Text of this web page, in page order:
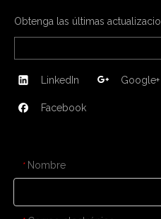
Obtenga las últimas
LinkedIn Google+
Facebook
* Nombre